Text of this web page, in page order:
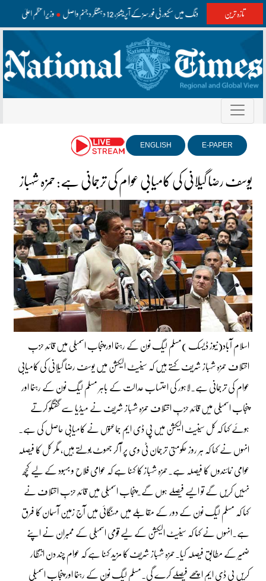
تازہ ترین واشک اور مستونگ میں سکیورٹی فورسز کے آپریشنز، 12 دہشتگرد جہنم واصل وزیراعظم اعلیٰ
E-PAPER
ENGLISH
یوسف رضا گیلانی کی کامیابی عوام کی ترجمانی ہے: حمزہ شہباز
اسلام آباد(نیوز ڈیسک )مسلم لیگ نون کے رہنما اور پنجاب اسمبلی میں قائدِ حزبِ
اختلاف حمزہ شہباز شریف کہتے ہیں کہ سینیٹ الیکشن میں یوسف رضا گیلانی کی کامیابی
عوام کی ترجمانی ہے۔لاہور کی احتساب عدالت کے باہر مسلم لیگ نون کے رہنما اور
پنجاب اسمبلی میں قائدِ حزبِ اختلاف حمزہ شہباز شریف نے میڈیا سے گفتگو کرتے
ہوئے کہا کہ کل سینیٹ الیکشن میں پی ڈی ایم جماعتوں نے کامیابی حاصل کی ہے۔
انہوں نے کہا کہ ہر روز حکومتی ترجمان ٹی وی پر آ کر جھوٹ بولتے ہیں، مگر کل کا فیصلہ
عوامی نمائندوں کا فیصلہ ہے۔حمزہ شہباز کا کہنا ہے کہ عوامی فلاح و بہبود کے لیے کچھ
نہیں کریں گے تو ایسے فیصلے ہوں گے۔پنجاب اسمبلی میں قائدِ حزبِ اختلاف نے
کہا کہ مسلم لیگ نون کے دور کے مقابلے میں مہنگائی میں آج زمین آسمان کا فرق
ہے۔انہوں نے کہا کہ سینیٹ الیکشن کے لیے قومی اسمبلی کے ممبران نے اپنے
ضمیر کے مطابق فیصلہ کیا۔حمزہ شہباز شریف کا مزید کہنا ہے کہ عوام چند دن انتظار
کریں پی ڈی ایم اچھے فیصلے کرے گی۔مسلم لیگ نون کے رہنما اور پنجاب اسمبلی